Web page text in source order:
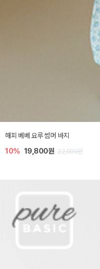
해피 베베 요루 썸머 바지
10% 19,800원 22,000원